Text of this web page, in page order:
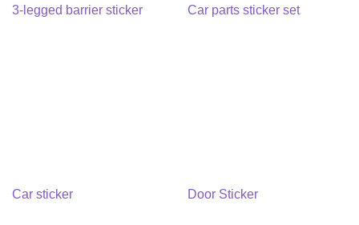
3-legged barrier sticker Car parts sticker set
Car sticker Door Sticker